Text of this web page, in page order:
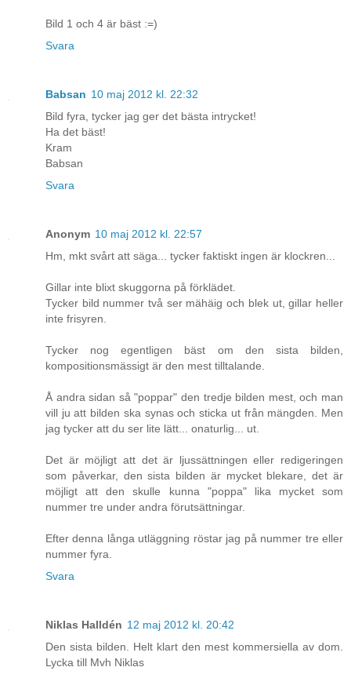
Bild 1 och 4 är bäst :=)
Svara
Babsan 10 maj 2012 kl. 22:32
Bild fyra, tycker jag ger det bästa intrycket!
Ha det bäst!
Kram
Babsan
Svara
Anonym 10 maj 2012 kl. 22:57
Hm, mkt svårt att säga... tycker faktiskt ingen är klockren...
Gillar inte blixt skuggorna på förklädet.
Tycker bild nummer två ser mähäig och blek ut, gillar heller
inte frisyren.
Tycker nog egentligen bäst om den sista bilden,
kompositionsmässigt är den mest tilltalande.
Å andra sidan så "poppar" den tredje bilden mest, och man
vill ju att bilden ska synas och sticka ut från mängden. Men
jag tycker att du ser lite lätt... onaturlig... ut.
Det är möjligt att det är ljussättningen eller redigeringen
som påverkar, den sista bilden är mycket blekare, det är
möjligt att den skulle kunna "poppa" lika mycket som
nummer tre under andra förutsättningar.
Efter denna långa utläggning röstar jag på nummer tre eller
nummer fyra.
Svara
Niklas Halldén 12 maj 2012 kl. 20:42
Den sista bilden. Helt klart den mest kommersiella av dom.
Lycka till Mvh Niklas